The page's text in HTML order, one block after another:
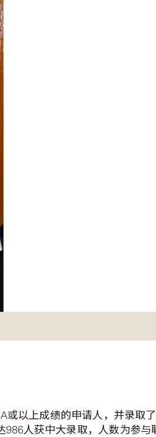
或以上成绩的申请人，并录取
人获中大录取，人数为参与